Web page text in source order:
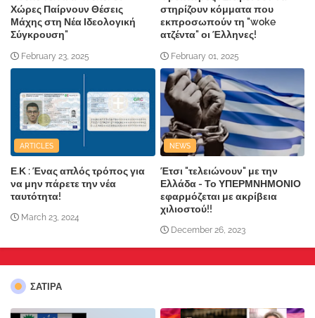
Χώρες Παίρνουν Θέσεις
Μάχης στη Νέα Ιδεολογική
Σύγκρουση"
February 23, 2025
στηρίζουν κόμματα που
εκπροσωπούν τη "woke
ατζέντα" οι Έλληνες!
February 01, 2025
ARTICLES
Ε.Κ : Ένας απλός τρόπος για
να μην πάρετε την νέα
ταυτότητα!
March 23, 2024
NEWS
Έτσι "τελειώνουν" με την
Ελλάδα - Το ΥΠΕΡΜΝΗΜΟΝΙΟ
εφαρμόζεται με ακρίβεια
χιλιοστού!!
December 26, 2023
ΣΑΤΙΡΑ